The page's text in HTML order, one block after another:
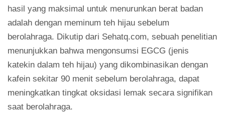
hasil yang maksimal untuk menurunkan berat badan
adalah dengan meminum teh hijau sebelum
berolahraga. Dikutip dari Sehatq.com, sebuah penelitian
menunjukkan bahwa mengonsumsi EGCG (jenis
katekin dalam teh hijau) yang dikombinasikan dengan
kafein sekitar 90 menit sebelum berolahraga, dapat
meningkatkan tingkat oksidasi lemak secara signifikan
saat berolahraga.